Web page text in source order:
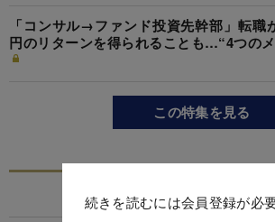
続きを読むには会員登録が必要
「コンサル→ファンド投資先幹部」転職
円のリターンを得られることも…“4つの
この特集を見る
関連記事